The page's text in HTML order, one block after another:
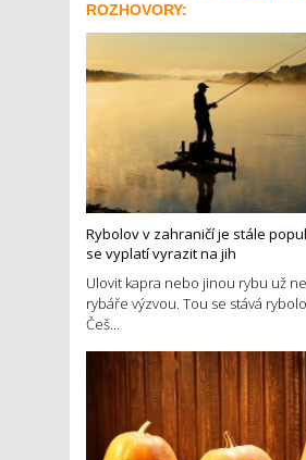
ROZHOVORY:
Rybolov v zahraničí je stále
se vyplatí vyrazit na jih
Ulovit kapra nebo jinou rybu už
rybáře výzvou. Tou se stává
Češ...